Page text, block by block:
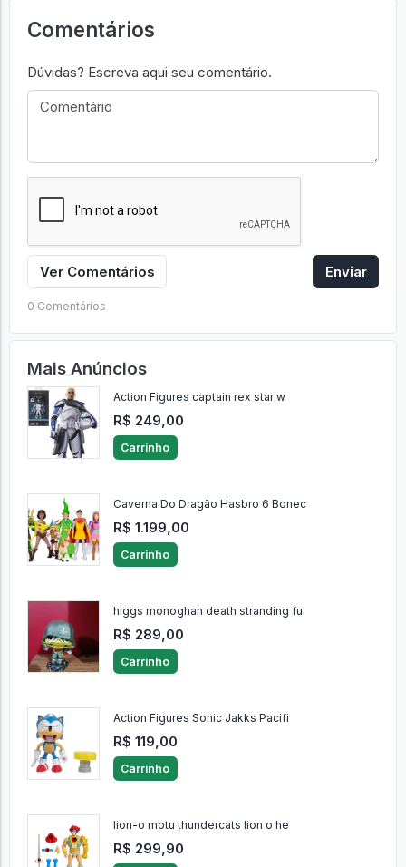
Comentários
Dúvidas? Escreva aqui seu comentário.
Ver Comentários Enviar
0 Comentários
Mais Anúncios
Action Figures captain rex star w
R$ 249,00
Carrinho
Caverna Do Dragão Hasbro 6 Bonec
R$ 1.199,00
Carrinho
higgs monoghan death stranding fu
R$ 289,00
Carrinho
Action Figures Sonic Jakks Pacifi
R$ 119,00
Carrinho
lion-o motu thundercats lion o he
R$ 299,90